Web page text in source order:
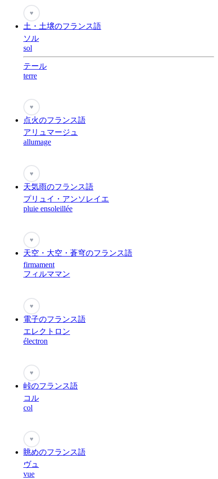
♥
土・土壌のフランス語
ソル
sol
テール
terre
♥
点火のフランス語
アリュマージュ
allumage
♥
天気雨のフランス語
プリュイ・アンソレイエ
pluie ensoleillée
♥
天空・大空・蒼穹のフランス語
firmament
フィルママン
♥
電子のフランス語
エレクトロン
électron
♥
峠のフランス語
コル
col
♥
眺めのフランス語
ヴュ
vue